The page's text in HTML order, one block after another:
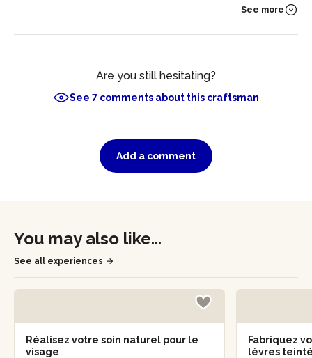
agréable et en plus il démêle les cheveux et les rends
découvrir comment fabriquer ses propres produits, en plus
See more
Are you still hesitating?
See 7 comments about this craftsman
Add a comment
You may also like...
See all experiences
Réalisez votre soin naturel pour le
visage
Fabriquez
lèvres